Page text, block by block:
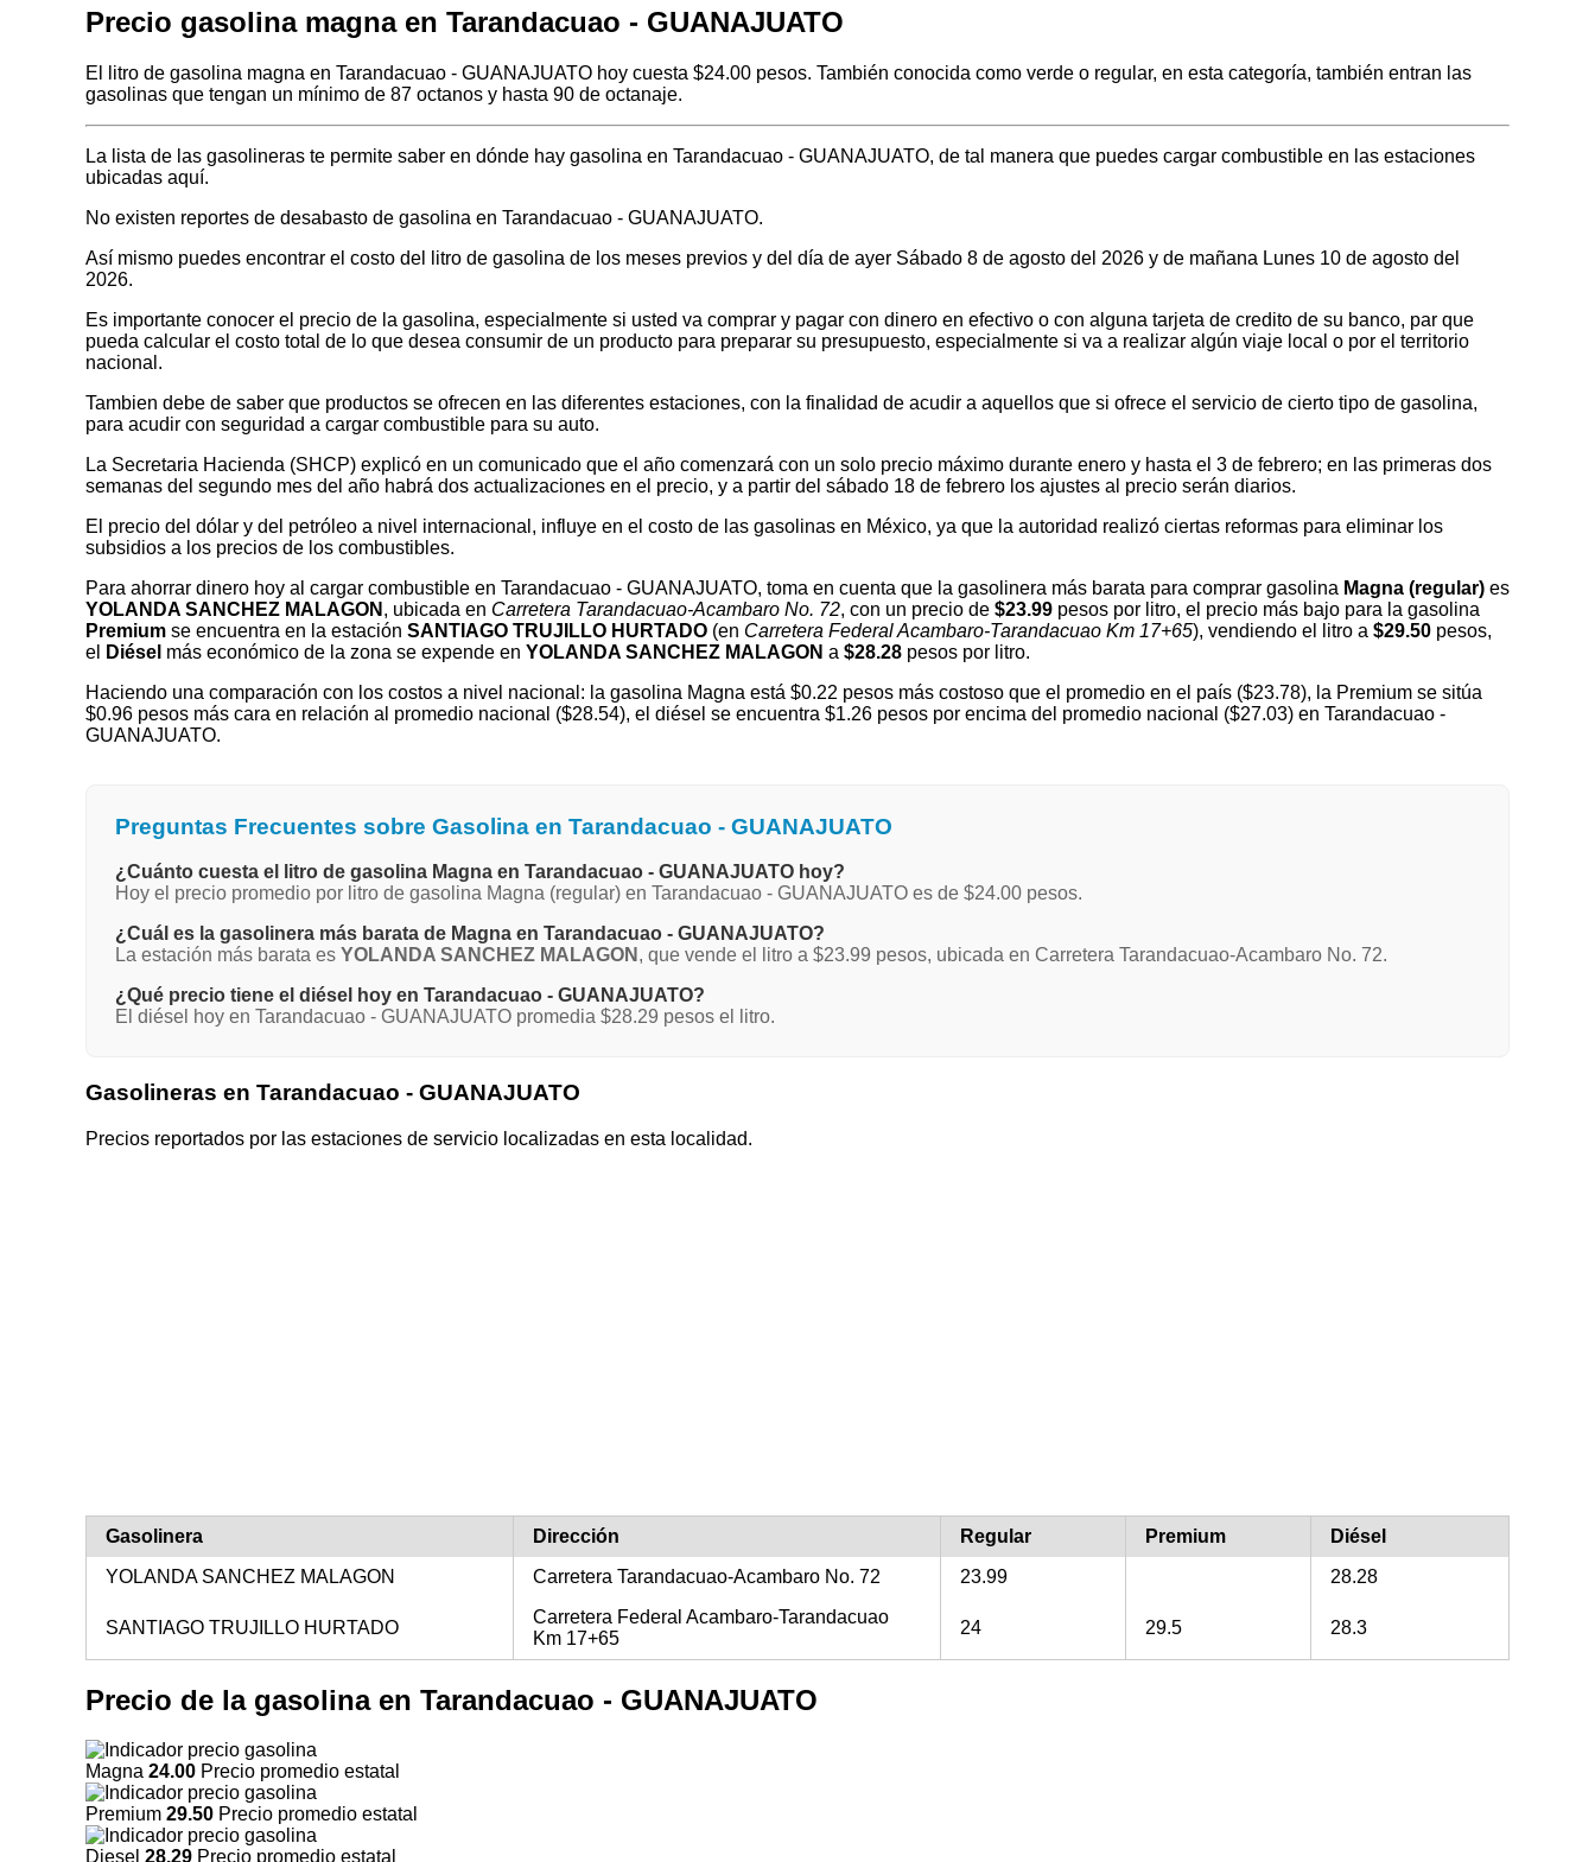
Precio gasolina magna en Tarandacuao - GUANAJUATO
El litro de gasolina magna en Tarandacuao - GUANAJUATO hoy cuesta $24.00 pesos. También conocida como verde o regular, en esta categoría, también entran las
gasolinas que tengan un mínimo de 87 octanos y hasta 90 de octanaje.
La lista de las gasolineras te permite saber en dónde hay gasolina en Tarandacuao - GUANAJUATO, de tal manera que puedes cargar combustible en las estaciones
ubicadas aquí.
No existen reportes de desabasto de gasolina en Tarandacuao - GUANAJUATO.
Así mismo puedes encontrar el costo del litro de gasolina de los meses previos y del día de ayer Sábado 8 de agosto del 2026 y de mañana Lunes 10 de agosto del
2026.
Es importante conocer el precio de la gasolina, especialmente si usted va comprar y pagar con dinero en efectivo o con alguna tarjeta de credito de su banco, par que
pueda calcular el costo total de lo que desea consumir de un producto para preparar su presupuesto, especialmente si va a realizar algún viaje local o por el territorio
nacional.
Tambien debe de saber que productos se ofrecen en las diferentes estaciones, con la finalidad de acudir a aquellos que si ofrece el servicio de cierto tipo de gasolina,
para acudir con seguridad a cargar combustible para su auto.
La Secretaria Hacienda (SHCP) explicó en un comunicado que el año comenzará con un solo precio máximo durante enero y hasta el 3 de febrero; en las primeras dos
semanas del segundo mes del año habrá dos actualizaciones en el precio, y a partir del sábado 18 de febrero los ajustes al precio serán diarios.
El precio del dólar y del petróleo a nivel internacional, influye en el costo de las gasolinas en México, ya que la autoridad realizó ciertas reformas para eliminar los
subsidios a los precios de los combustibles.
Para ahorrar dinero hoy al cargar combustible en Tarandacuao - GUANAJUATO, toma en cuenta que la gasolinera más barata para comprar gasolina Magna (regular) es
YOLANDA SANCHEZ MALAGON , ubicada en Carretera Tarandacuao-Acambaro No. 72, con un precio de $23.99 pesos por litro, el precio más bajo para la gasolina
Premium se encuentra en la estación SANTIAGO TRUJILLO HURTADO (en Carretera Federal Acambaro-Tarandacuao Km 17+65), vendiendo el litro a $29.50 pesos,
el
Diésel más económico de la zona se expende en YOLANDA SANCHEZ MALAGON a $28.28 pesos por litro.
Haciendo una comparación con los costos a nivel nacional: la gasolina Magna está $0.22 pesos más costoso que el promedio en el país ($23.78), la Premium se sitúa
$0.96 pesos más cara en relación al promedio nacional ($28.54), el diésel se encuentra $1.26 pesos por encima del promedio nacional ($27.03) en Tarandacuao -
GUANAJUATO.
Preguntas Frecuentes sobre Gasolina en Tarandacuao - GUANAJUATO
¿Cuánto cuesta el litro de gasolina Magna en Tarandacuao - GUANAJUATO hoy?
Hoy el precio promedio por litro de gasolina Magna (regular) en Tarandacuao - GUANAJUATO es de $24.00 pesos.
¿Cuál es la gasolinera más barata de Magna en Tarandacuao - GUANAJUATO?
La estación más barata es YOLANDA SANCHEZ MALAGON , que vende el litro a $23.99 pesos, ubicada en Carretera Tarandacuao-Acambaro No. 72.
¿Qué precio tiene el diésel hoy en Tarandacuao - GUANAJUATO?
El diésel hoy en Tarandacuao - GUANAJUATO promedia $28.29 pesos el litro.
Gasolineras en Tarandacuao - GUANAJUATO
Precios reportados por las estaciones de servicio localizadas en esta localidad.
Gasolinera Dirección Regular Premium
Diésel
YOLANDA SANCHEZ MALAGON
Carretera Tarandacuao-Acambaro No. 72 23.99 28.28
SANTIAGO TRUJILLO HURTADO
Carretera Federal Acambaro-Tarandacuao
Km 17+65
24 29.5 28.3
Precio de la gasolina en Tarandacuao - GUANAJUATO
Magna 24.00 Precio promedio estatal
Premium 29.50 Precio promedio estatal
Diesel 28.29 Precio promedio estatal